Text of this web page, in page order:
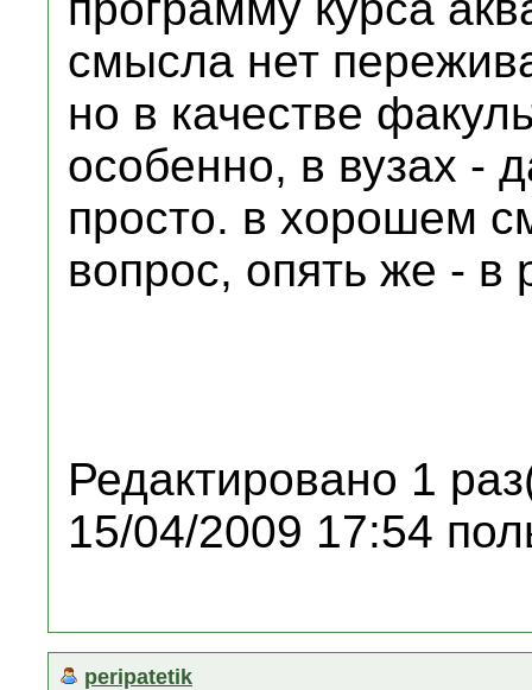
смысла нет
но в качестве
особенно, в вузах -
просто. в хорошем
вопрос, опять же - в
Редактировано 1
15/04/2009 17:54
peripatetik